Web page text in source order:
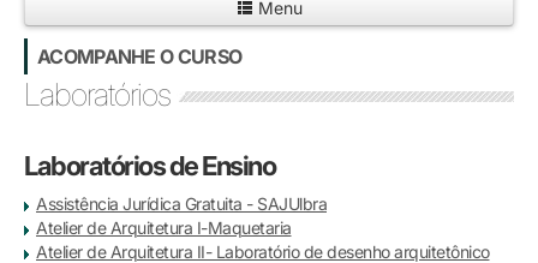
Matricule-se
Graduação
Educação a Distância
Extensão
Infraestrutura e Serviços
Menu
ACOMPANHE O CURSO
Laboratórios
Laboratórios de Ensino
Assistência Jurídica Gratuita - SAJUlbra
Atelier de Arquitetura I-Maquetaria
Atelier de Arquitetura II- Laboratório de desenho arquitetônico